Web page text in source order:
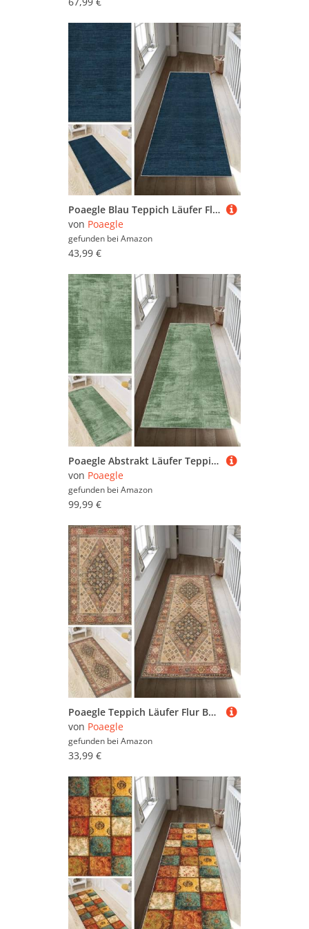
Poaegle Blau Teppich Läufer Flur Abstrakt Lang rutschfest Waschbar Vintage Kücheläufer Teppich Läufer 80x150cm Dauerhaft Läuferteppich Flurläufer Korridor Meterware
von Poaegle
gefunden bei Amazon
43,99 €
Poaegle Abstrakt Läufer Teppich Flur Grün Lang rutschfest Waschbar Vintage Kücheläufer Teppich Läufer 110x300cm Dauerhaft Läuferteppich Flurläufer Korridor Meterware
von Poaegle
gefunden bei Amazon
99,99 €
Poaegle Teppich Läufer Flur Boho Vintage Lang rutschfest Kücheläufer Waschbar Abstrakt Teppich Läufer 40x200cm Dauerhaft Läuferteppich Flurläufer Korridor Meterware
von Poaegle
gefunden bei Amazon
33,99 €